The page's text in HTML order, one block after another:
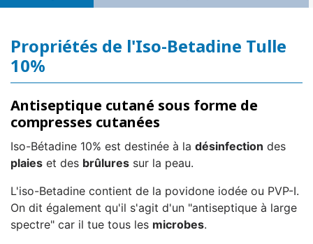
Propriétés de l'Iso-Betadine Tulle
10%
Antiseptique cutané sous forme de
compresses cutanées
Iso-Bétadine 10% est destinée à la désinfection des
plaies et des brûlures sur la peau.
L'iso-Betadine contient de la povidone iodée ou PVP-I.
On dit également qu'il s'agit d'un "antiseptique à large
spectre" car il tue tous les microbes.